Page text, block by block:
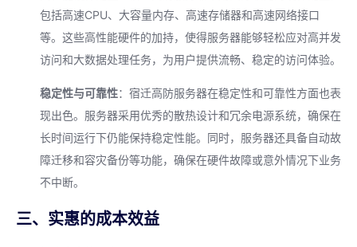
包括高速CPU、大容量内存、高速存储器和高速网络接口
等。这些高性能硬件的加持，使得服务器能够轻松应对高并发
访问和大数据处理任务，为用户提供流畅、稳定的访问体验。
稳定性与可靠性：宿迁高防服务器在稳定性和可靠性方面也表
现出色。服务器采用优秀的散热设计和冗余电源系统，确保在
长时间运行下仍能保持稳定性能。同时，服务器还具备自动故
障迁移和容灾备份等功能，确保在硬件故障或意外情况下业务
不中断。
三、实惠的成本效益